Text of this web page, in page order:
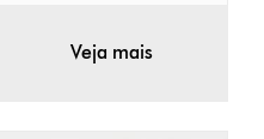
Veja mais